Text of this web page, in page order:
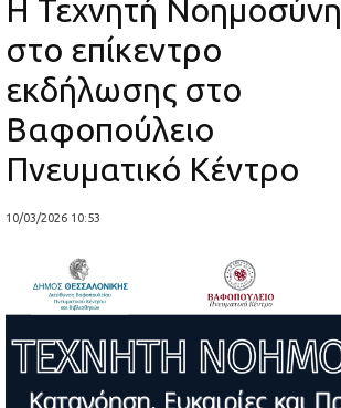
Η Τεχνητή Νοημοσύνη
στο επίκεντρο
εκδήλωσης στο
Βαφοπούλειο
Πνευματικό Κέντρο
10/03/2026 10:53